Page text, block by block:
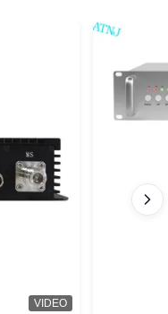
VIDEO